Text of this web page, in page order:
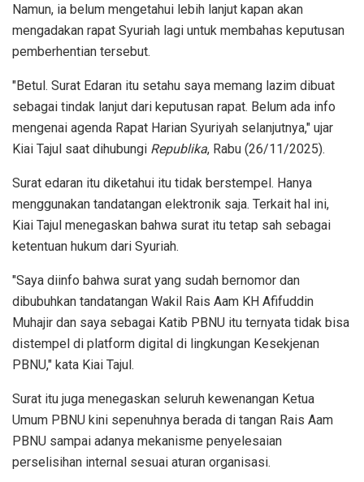
Namun, ia belum mengetahui lebih lanjut kapan akan
mengadakan rapat Syuriah lagi untuk membahas keputusan
pemberhentian tersebut.
"Betul. Surat Edaran itu setahu saya memang lazim dibuat
sebagai tindak lanjut dari keputusan rapat. Belum ada info
mengenai agenda Rapat Harian Syuriyah selanjutnya," ujar
Kiai Tajul saat dihubungi Republika, Rabu (26/11/2025).
Surat edaran itu diketahui itu tidak berstempel. Hanya
menggunakan tandatangan elektronik saja. Terkait hal ini,
Kiai Tajul menegaskan bahwa surat itu tetap sah sebagai
ketentuan hukum dari Syuriah.
"Saya diinfo bahwa surat yang sudah bernomor dan
dibubuhkan tandatangan Wakil Rais Aam KH Afifuddin
Muhajir dan saya sebagai Katib PBNU itu ternyata tidak bisa
distempel di platform digital di lingkungan Kesekjenan
PBNU," kata Kiai Tajul.
Surat itu juga menegaskan seluruh kewenangan Ketua
Umum PBNU kini sepenuhnya berada di tangan Rais Aam
PBNU sampai adanya mekanisme penyelesaian
perselisihan internal sesuai aturan organisasi.